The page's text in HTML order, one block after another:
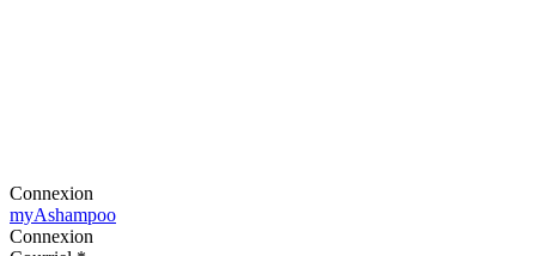
Connexion
myAshampoo
Connexion